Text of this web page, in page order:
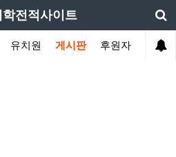
학전적사이트
유치원 게시판 후원자